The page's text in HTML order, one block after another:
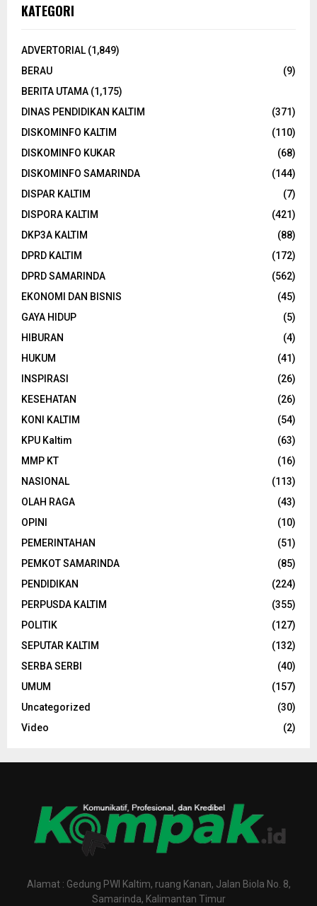
KATEGORI
ADVERTORIAL (1,849)
BERAU
(9)
BERITA UTAMA (1,175)
DINAS PENDIDIKAN KALTIM
(371)
DISKOMINFO KALTIM
(110)
DISKOMINFO KUKAR
(68)
DISKOMINFO SAMARINDA
(144)
DISPAR KALTIM
(7)
DISPORA KALTIM
(421)
DKP3A KALTIM
(88)
DPRD KALTIM
(172)
DPRD SAMARINDA
(562)
EKONOMI DAN BISNIS
(45)
GAYA HIDUP
(5)
HIBURAN
(4)
HUKUM
(41)
INSPIRASI
(26)
KESEHATAN
(26)
KONI KALTIM
(54)
KPU Kaltim
(63)
MMP KT
(16)
NASIONAL
(113)
OLAH RAGA
(43)
OPINI
(10)
PEMERINTAHAN
(51)
PEMKOT SAMARINDA
(85)
PENDIDIKAN
(224)
PERPUSDA KALTIM
(355)
POLITIK
(127)
SEPUTAR KALTIM
(132)
SERBA SERBI
(40)
UMUM
(157)
Uncategorized
(30)
Video
(2)
Alamat : Gedung PWI Kaltim, ruang Kanan, Jalan Biola No. 8,
Samarinda, Kalimantan Timur